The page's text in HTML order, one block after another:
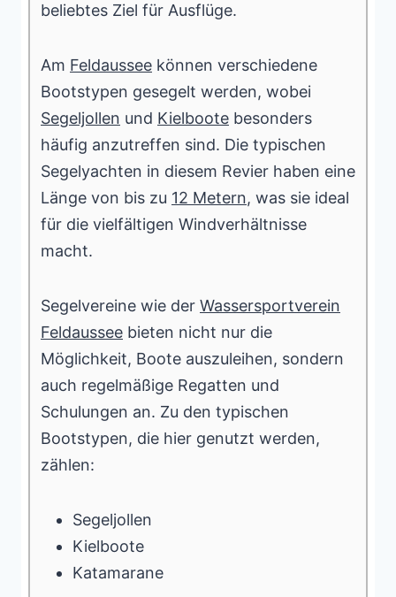
beliebtes Ziel für Ausflüge.
Am Feldaussee können verschiedene
Bootstypen gesegelt werden, wobei
Segeljollen und Kielboote besonders
häufig anzutreffen sind. Die typischen
Segelyachten in diesem Revier haben eine
Länge von bis zu 12 Metern, was sie ideal
für die vielfältigen Windverhältnisse
macht.
Segelvereine wie der Wassersportverein
Feldaussee bieten nicht nur die
Möglichkeit, Boote auszuleihen, sondern
auch regelmäßige Regatten und
Schulungen an. Zu den typischen
Bootstypen, die hier genutzt werden,
zählen:
Segeljollen
Kielboote
Katamarane